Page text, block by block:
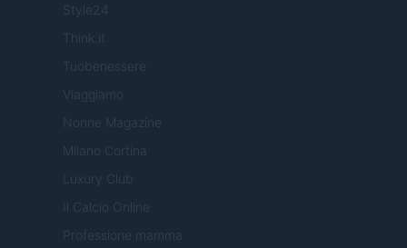
Style24
Think.it
Tuobenessere
Viaggiamo
Nonne Magazine
Milano Cortina
Luxury Club
Il Calcio Online
Professione mamma